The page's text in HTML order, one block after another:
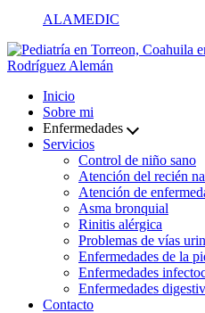
ALAMEDIC
Inicio
Sobre mi
Enfermedades
Servicios
Control de niño sano
Atención del recién
Atención de
Asma bronquial
Rinitis alérgica
Problemas de vías
Enfermedades de la
Enfermedades
Enfermedades
Contacto